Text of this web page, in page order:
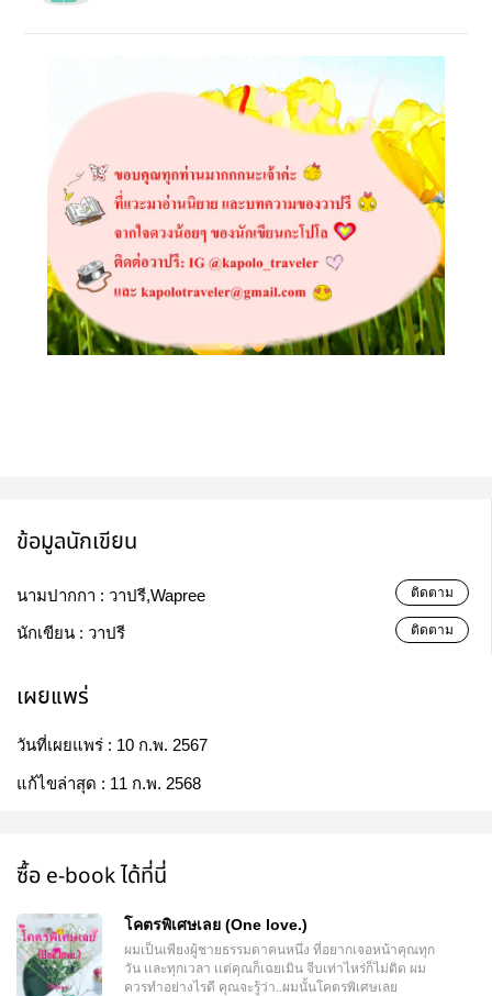
ข้อมูลนักเขียน
นามปากกา : วาปรี,Wapree ติดตาม
นักเขียน : วาปรี ติดตาม
เผยแพร่
วันที่เผยแพร่ : 10 ก.พ. 2567
แก้ไขล่าสุด : 11 ก.พ. 2568
ซื้อ e-book ได้ที่นี่
โคตรพิเศษเลย (One love.)
ผมเป็นเพียงผู้ชายธรรมดาคนหนึ่ง ที่อยากเจอหน้าคุณทุก
วัน เเละทุกเวลา เเต่คุณก็เฉยเมิน จีบเท่าไหร่ก็ไม่ติด ผม
ควรทำอย่างไรดี คุณจะรู้ว่า..ผมนั้นโคตรพิเศษเลย